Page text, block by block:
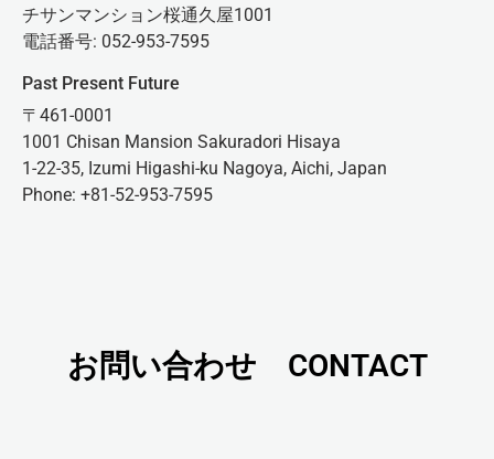
チサンマンション桜通久屋1001
電話番号: 052-953-7595
Past Present Future
〒461-0001
1001 Chisan Mansion Sakuradori Hisaya
1-22-35, Izumi Higashi-ku Nagoya, Aichi, Japan
Phone: +81-52-953-7595
お問い合わせ CONTACT